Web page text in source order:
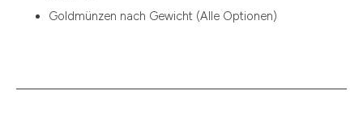
15.60
Goldmünzen nach Gewicht (Alle Optionen)